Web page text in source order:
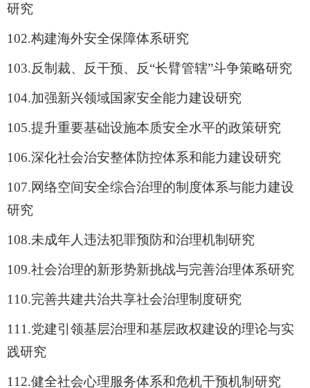
研究
102.构建海外安全保障体系研究
103.反制裁、反干预、反“长臂管辖”斗争策略研究
104.加强新兴领域国家安全能力建设研究
105.提升重要基础设施本质安全水平的政策研究
106.深化社会治安整体防控体系和能力建设研究
107.网络空间安全综合治理的制度体系与能力建设
研究
108.未成年人违法犯罪预防和治理机制研究
109.社会治理的新形势新挑战与完善治理体系研究
110.完善共建共治共享社会治理制度研究
111.党建引领基层治理和基层政权建设的理论与实
践研究
112.健全社会心理服务体系和危机干预机制研究